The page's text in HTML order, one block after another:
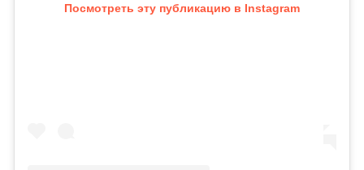
Посмотреть эту публикацию в Instagram